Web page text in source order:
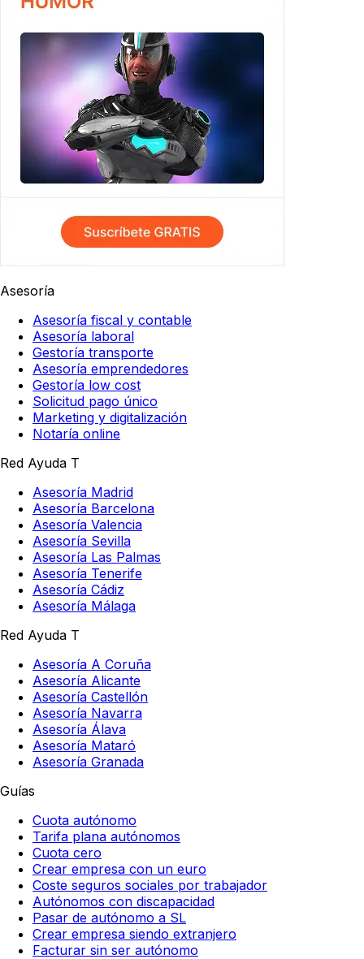
Asesoría
Asesoría fiscal y contable
Asesoría laboral
Gestoría transporte
Asesoría emprendedores
Gestoría low cost
Solicitud pago único
Marketing y digitalización
Notaría online
Red Ayuda T
Asesoría Madrid
Asesoría Barcelona
Asesoría Valencia
Asesoría Sevilla
Asesoría Las Palmas
Asesoría Tenerife
Asesoría Cádiz
Asesoría Málaga
Red Ayuda T
Asesoría A Coruña
Asesoría Alicante
Asesoría Castellón
Asesoría Navarra
Asesoría Álava
Asesoría Mataró
Asesoría Granada
Guías
Cuota autónomo
Tarifa plana autónomos
Cuota cero
Crear empresa con un euro
Coste seguros sociales por trabajador
Autónomos con discapacidad
Pasar de autónomo a SL
Crear empresa siendo extranjero
Facturar sin ser autónomo